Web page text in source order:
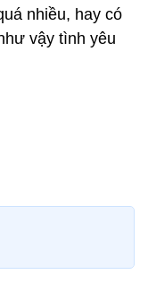
nhiều, hay có
vậy tình yêu